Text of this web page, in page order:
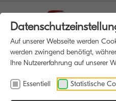
Auf unserer Webseite werden
werden zwingend benötigt,
Ihre Nutzererfahrung auf unserer
Essentiell Statistische